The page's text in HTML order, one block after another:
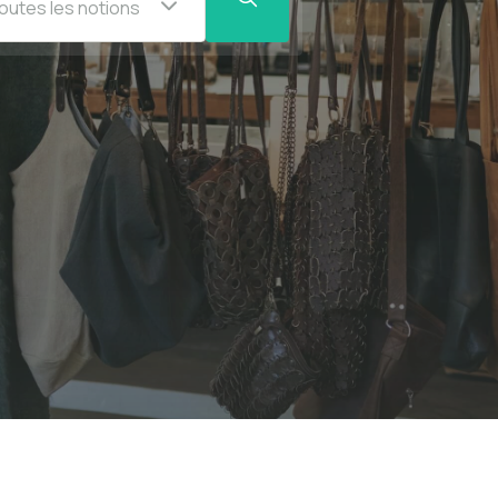
les notions